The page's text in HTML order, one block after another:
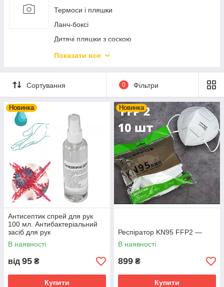
Скриньки і шкатулки
Термоси і пляшки
Ланч-боксі
Дитячі пляшки з соскою
Посуд багаторазовий пластиковий
Показати все
Сортування 0 Фільтри
Новинка
Антисептик спрей для рук
100 мл. Антибактеріальний
засіб для рук
В наявності
від 95 ₴
Купити
Новинка
Респіратор KN95 FFP2 —
В наявності
899 ₴
Купити